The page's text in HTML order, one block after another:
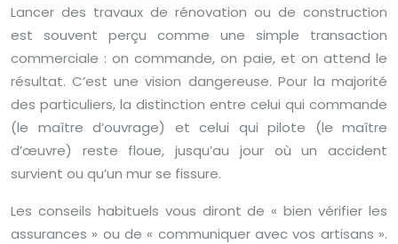
Lancer des travaux de rénovation ou de construction
est souvent perçu comme une simple transaction
commerciale : on commande, on paie, et on attend le
résultat. C’est une vision dangereuse. Pour la majorité
des particuliers, la distinction entre celui qui commande
(le maître d’ouvrage) et celui qui pilote (le maître
d’œuvre) reste floue, jusqu’au jour où un accident
survient ou qu’un mur se fissure.
Les conseils habituels vous diront de « bien vérifier les
assurances » ou de « communiquer avec vos artisans ».